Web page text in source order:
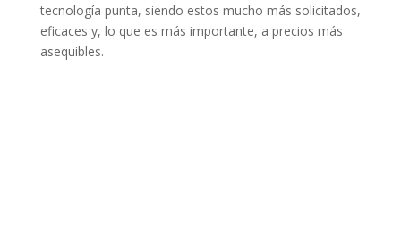
tecnología punta, siendo estos mucho más solicitados,
eficaces y, lo que es más importante, a precios más
asequibles.